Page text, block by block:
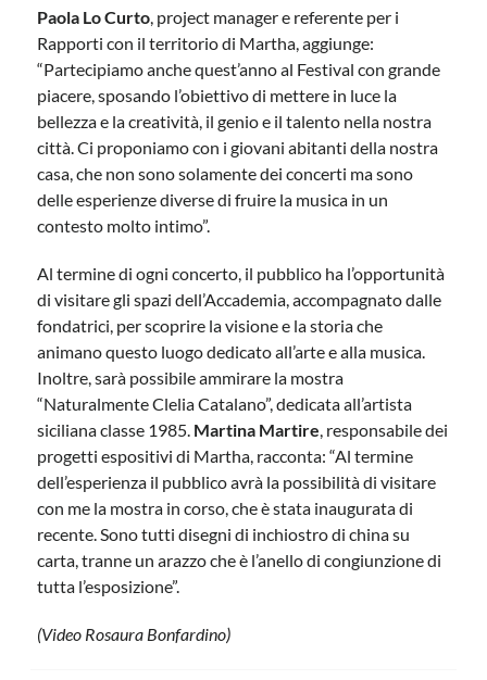
Paola Lo Curto, project manager e referente per i
Rapporti con il territorio di Martha, aggiunge:
“Partecipiamo anche quest’anno al Festival con grande
piacere, sposando l’obiettivo di mettere in luce la
bellezza e la creatività, il genio e il talento nella nostra
città. Ci proponiamo con i giovani abitanti della nostra
casa, che non sono solamente dei concerti ma sono
delle esperienze diverse di fruire la musica in un
contesto molto intimo”.
Al termine di ogni concerto, il pubblico ha l’opportunità
di visitare gli spazi dell’Accademia, accompagnato dalle
fondatrici, per scoprire la visione e la storia che
animano questo luogo dedicato all’arte e alla musica.
Inoltre, sarà possibile ammirare la mostra
“Naturalmente Clelia Catalano”, dedicata all’artista
siciliana classe 1985. Martina Martire, responsabile dei
progetti espositivi di Martha, racconta: “Al termine
dell’esperienza il pubblico avrà la possibilità di visitare
con me la mostra in corso, che è stata inaugurata di
recente. Sono tutti disegni di inchiostro di china su
carta, tranne un arazzo che è l’anello di congiunzione di
tutta l’esposizione”.
(Video Rosaura Bonfardino)